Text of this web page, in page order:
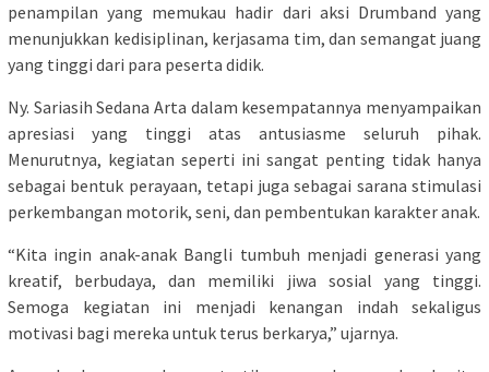
penampilan yang memukau hadir dari aksi Drumband yang
menunjukkan kedisiplinan, kerjasama tim, dan semangat juang
yang tinggi dari para peserta didik.
Ny. Sariasih Sedana Arta dalam kesempatannya menyampaikan
apresiasi yang tinggi atas antusiasme seluruh pihak.
Menurutnya, kegiatan seperti ini sangat penting tidak hanya
sebagai bentuk perayaan, tetapi juga sebagai sarana stimulasi
perkembangan motorik, seni, dan pembentukan karakter anak.
“Kita ingin anak-anak Bangli tumbuh menjadi generasi yang
kreatif, berbudaya, dan memiliki jiwa sosial yang tinggi.
Semoga kegiatan ini menjadi kenangan indah sekaligus
motivasi bagi mereka untuk terus berkarya,” ujarnya.